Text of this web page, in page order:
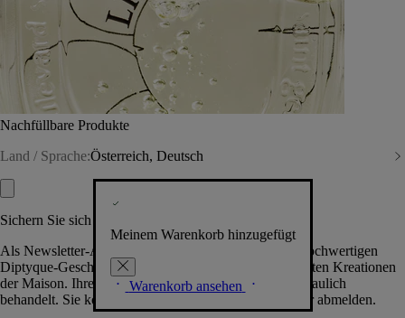
Nachfüllbare Produkte
Land / Sprache:Österreich, Deutsch
Meinem Warenkorb hinzugefügt
Warenkorb ansehen
Sichern Sie sich exklusive Vorteile
Als Newsletter-Abonnent.in erhalten Sie Zugang zu hochwertigen
Diptyque-Geschenken, Events & News über die neuesten Kreationen
der Maison. Ihre Daten werden selbstverständlich vertraulich
behandelt. Sie können sich jederzeit problemlos wieder abmelden.